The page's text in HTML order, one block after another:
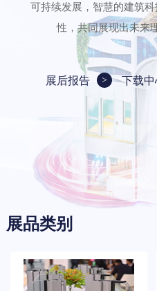
可持续发展，智慧的建筑
性，共同展现出未来
展后报告 下载中
展品类别